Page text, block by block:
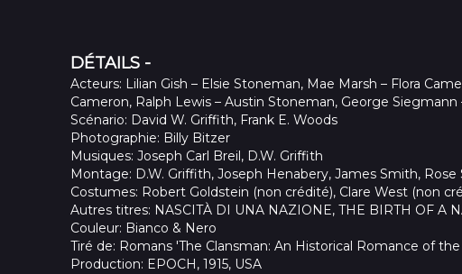
DÉTAILS -
Acteurs: Lilian Gish – Elsie Stoneman, Mae Marsh – Flora
Cameron, Ralph Lewis – Austin Stoneman, George
Scénario: David W. Griffith, Frank E. Woods
Photographie: Billy Bitzer
Musiques: Joseph Carl Breil, D.W. Griffith
Montage: D.W. Griffith, Joseph Henabery, James Smith, Rose
Costumes: Robert Goldstein (non crédité), Clare West (non
Autres titres: NASCITÀ DI UNA NAZIONE, THE BIRTH OF A
Couleur: Bianco & Nero
Tiré de: Romans 'The Clansman: An Historical Romance of
Production: EPOCH, 1915, USA